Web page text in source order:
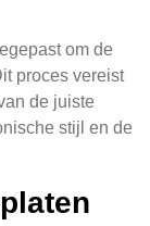
om de
proces vereist
de juiste
stijl en de